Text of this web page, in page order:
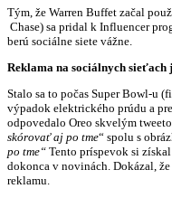
Tým, že Warren Buffet začal
Chase) sa pridal k Influencer
berú sociálne siete vážne.
Reklama na sociálnych sieťach
Stalo sa to počas Super Bowl-u
výpadok elektrického prúdu a
odpovedalo Oreo skvelým
skórovať aj po tme“ spolu s
po tme“ Tento príspevok si
dokonca v novinách. Dokázal,
reklamu.